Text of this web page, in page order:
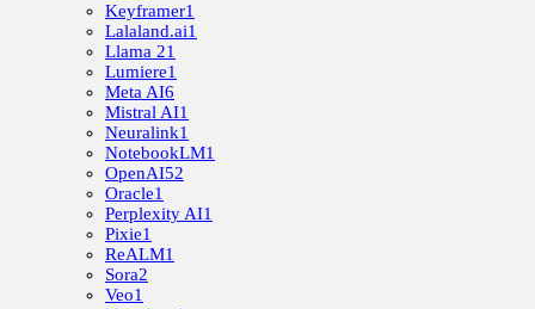
Keyframer1
Lalaland.ai1
Llama 21
Lumiere1
Meta AI6
Mistral AI1
Neuralink1
NotebookLM1
OpenAI52
Oracle1
Perplexity AI1
Pixie1
ReALM1
Sora2
Veo1